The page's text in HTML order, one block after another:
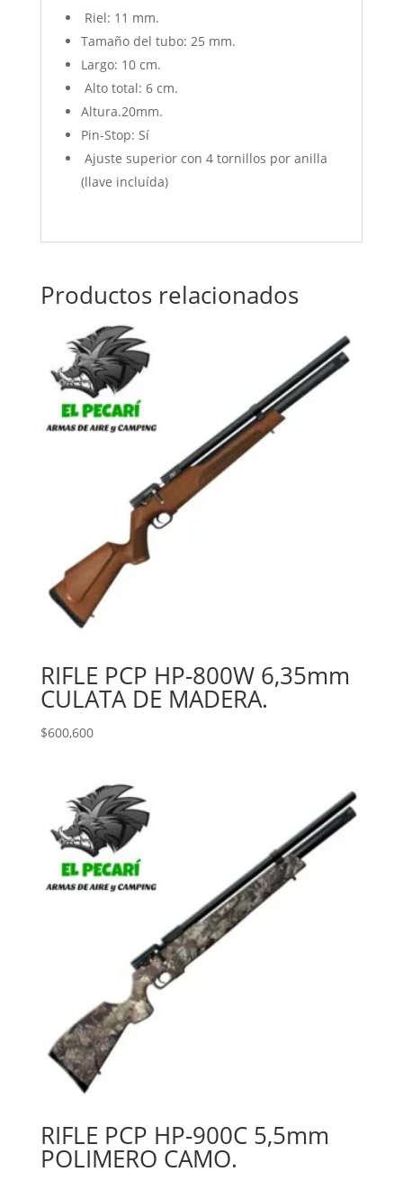
Riel: 11 mm.
Tamaño del tubo: 25 mm.
Largo: 10 cm.
Alto total: 6 cm.
Altura.20mm.
Pin-Stop: Sí
Ajuste superior con 4 tornillos por anilla
(llave incluída)
Productos relacionados
RIFLE PCP HP-800W 6,35mm
CULATA DE MADERA.
$600,600
RIFLE PCP HP-900C 5,5mm
POLIMERO CAMO.